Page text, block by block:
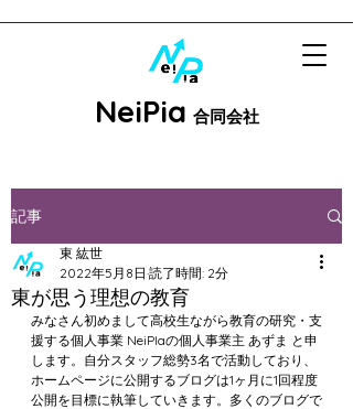
NeiPia 合同会社
記事
東が思う理想の教育
東 紘世
2022年5月8日 読了時間: 2分
みなさん初めまして高校生ながら教育の研究・支
援する個人事業 NeiPIaの個人事業主 あずま と申
します。自分スタッフ総勢3名で活動しており、
ホームページに公開するブログは1ヶ月に1回程度
公開を目標に執筆していきます。多くのブログで